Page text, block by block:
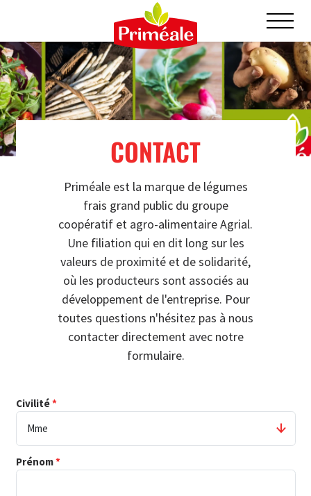
CONTACT
Priméale est la marque de légumes
frais grand public du groupe
coopératif et agro-alimentaire Agrial.
Une filiation qui en dit long sur les
valeurs de proximité et de solidarité,
où les producteurs sont associés au
développement de l'entreprise. Pour
toutes questions n'hésitez pas à nous
contacter directement avec notre
formulaire.
Civilité
Prénom